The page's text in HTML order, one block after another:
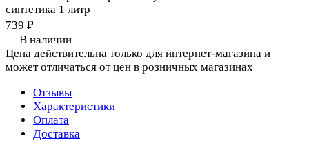
синтетика 1 литр
739 ₽
В наличии
Цена действительна только для интернет-магазина и
может отличаться от цен в розничных магазинах
Отзывы
Характеристики
Оплата
Доставка